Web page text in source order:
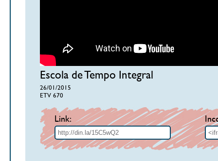
Escola de Tempo Integral
26/01/2015
ETV 670
Link: